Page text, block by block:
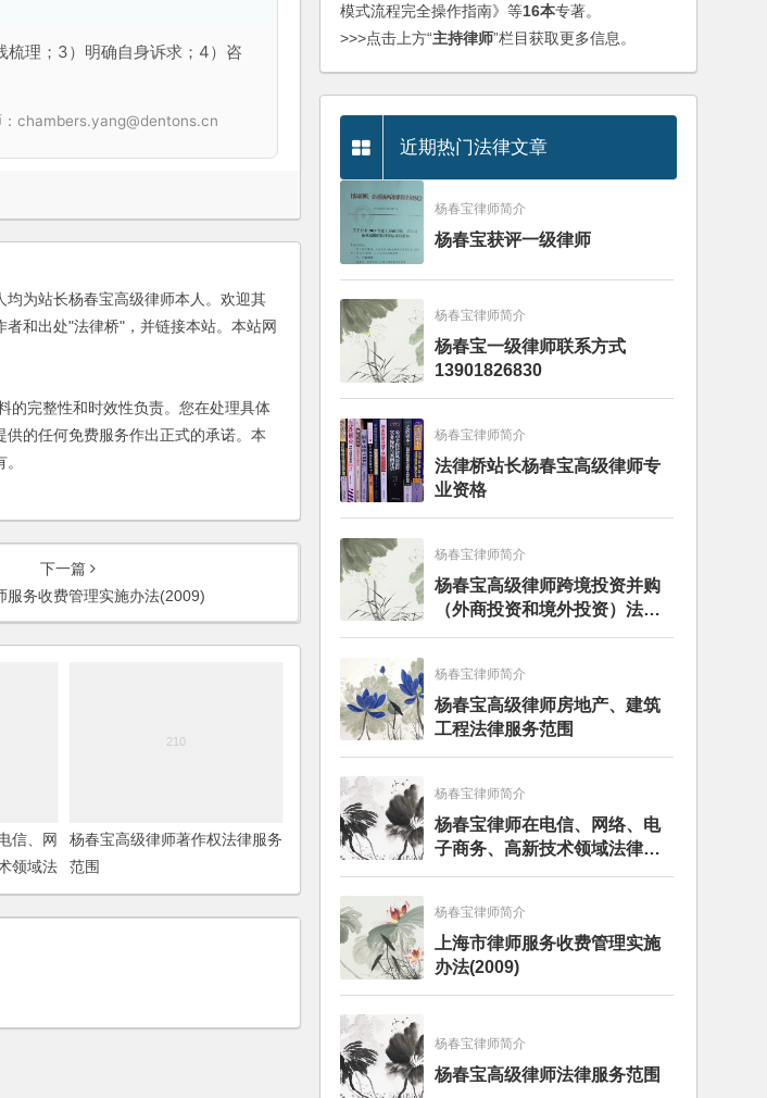
梳理；3）明确自身诉求；4）咨
chambers.yang@dentons.cn
为站长杨春宝高级律师本人。欢迎其
和出处"法律桥"，并链接本站。本站网
完整性和时效性负责。您在处理具体
的任何免费服务作出正式的承诺。本
下一篇
服务收费管理实施办法(2009)
信、网
领域法
杨春宝高级律师著作权法律服务
范围
模式流程完全操作指南》等16本专著。
>>>点击上方“主持律师”栏目获取更多信息。
近期热门法律文章
杨春宝律师简介
杨春宝获评一级律师
杨春宝律师简介
杨春宝一级律师联系方式
13901826830
杨春宝律师简介
法律桥站长杨春宝高级律师专
业资格
杨春宝律师简介
杨春宝高级律师跨境投资并购
（外商投资和境外投资）法律
服务范围
杨春宝律师简介
杨春宝高级律师房地产、建筑
工程法律服务范围
杨春宝律师简介
杨春宝律师在电信、网络、电
子商务、高新技术领域法律服
务经验
杨春宝律师简介
上海市律师服务收费管理实施
办法(2009)
杨春宝律师简介
杨春宝高级律师法律服务范围